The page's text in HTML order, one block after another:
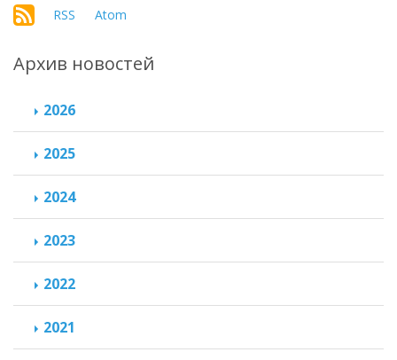
RSS Atom
Архив новостей
2026
2025
2024
2023
2022
2021